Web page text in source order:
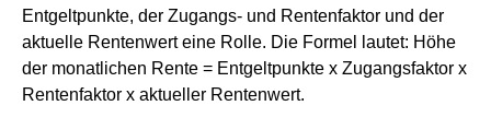
Entgeltpunkte, der Zugangs- und Rentenfaktor und der
aktuelle Rentenwert eine Rolle. Die Formel lautet: Höhe
der monatlichen Rente = Entgeltpunkte x Zugangsfaktor x
Rentenfaktor x aktueller Rentenwert.